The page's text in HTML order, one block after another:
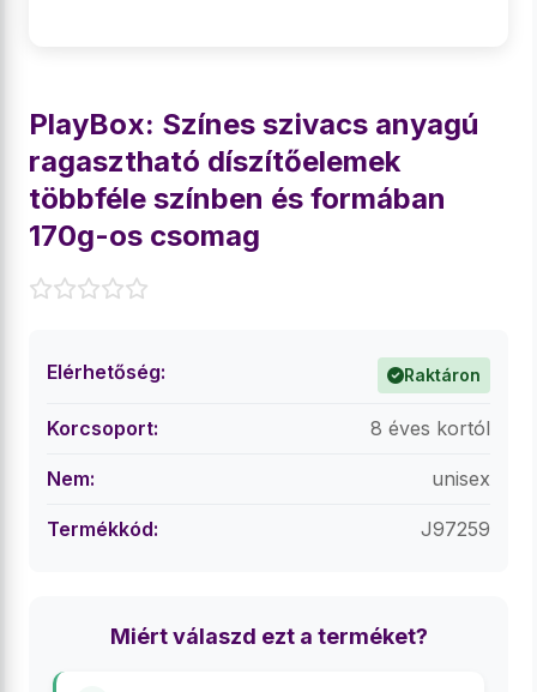
PlayBox: Színes szivacs anyagú
ragasztható díszítőelemek
többféle színben és formában
170g-os csomag
Elérhetőség: Raktáron
Korcsoport: 8 éves kortól
Nem: unisex
Termékkód: J97259
Miért válaszd ezt a terméket?